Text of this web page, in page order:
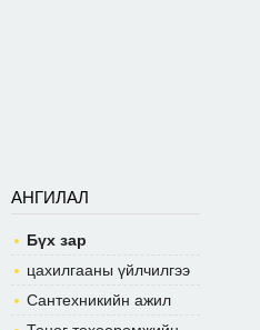
АНГИЛАЛ
Бүх зар
цахилгааны үйлчилгээ
Сантехникийн ажил